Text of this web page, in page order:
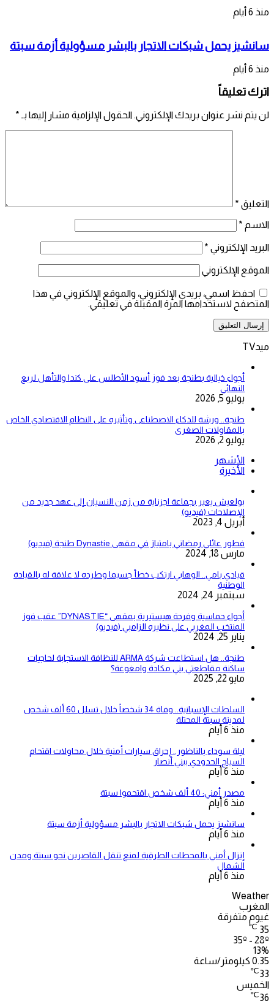
منذ 6 أيام
سانشيز يحمل شبكات الاتجار بالبشر مسؤولية أزمة سبتة
منذ 6 أيام
اترك تعليقاً
لن يتم نشر عنوان بريدك الإلكتروني. الحقول الإلزامية مشار إليها بـ *
التعليق *
الاسم *
البريد الإلكتروني *
الموقع الإلكتروني
احفظ اسمي، بريدي الإلكتروني، والموقع الإلكتروني في هذا
المتصفح لاستخدامها المرة المقبلة في تعليقي.
ميدTV
أجواء خيالية بطنجة بعد فوز أسود الأطلس على كندا والتأهل لربع
النهائي
يوليو 5, 2026
طنجة.. ورشة للذكاء الاصطناعى وتأثيره على النظام الاقتصادي الخاص
بالمقاولات الصغرى
يوليو 2, 2026
الأشهر
الأخيرة
بولعيش يعبر بجماعة اجزناية من زمن النسيان إلى عهد جديد من
الإصلاحات (فيديو)
أبريل 4, 2023
فطور عائلي رمضاني بامتياز في مقهى Dynastie طنجة (فيديو)
مارس 18, 2024
قيادي بامي.. الوهابي ارتكب خطأ جسيما وطرده لا علاقة له بالقيادة
الوطنية
سبتمبر 24, 2024
أجواء حماسية وفرحة هيستيرية بمقهى “DYNASTIE” عقب فوز
المنتخب المغربي على نظيره الزامبي (فيديو)
يناير 25, 2024
طنجة.. هل استطاعت شركة ARMA للنظافة الاستجابة لحاجيات
ساكنة مقاطعتي بني مكادة وامغوغة؟
مايو 22, 2025
السلطات الإسبانية.. وفاة 34 شخصاً خلال تسلل 60 ألف شخص
لمدينة سبتة المحتلة
منذ 6 أيام
ليلة سوداء بالناظور.. إحراق سيارات أمنية خلال محاولات اقتحام
السياج الحدودي ببني أنصار
منذ 6 أيام
مصدر أمني: 40 ألف شخص اقتحموا سبتة
منذ 6 أيام
سانشيز يحمل شبكات الاتجار بالبشر مسؤولية أزمة سبتة
منذ 6 أيام
إنزال أمني بالمحطات الطرقية لمنع تنقل القاصرين نحو سبتة ومدن
الشمال
منذ 6 أيام
Weather
المغرب
غيوم متفرقة
35
℃
35º - 28º
13%
0.35 كيلومتر/ساعة
33
℃
الخميس
36
℃